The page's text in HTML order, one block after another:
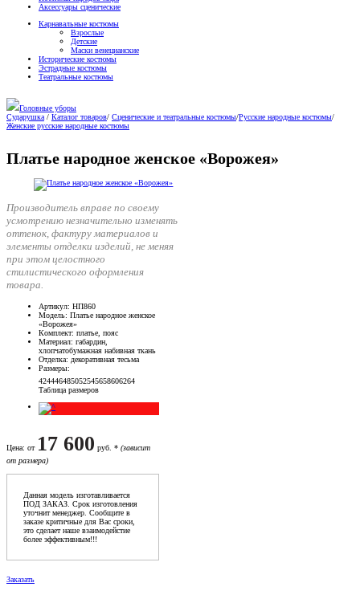
Аксессуары сценические
Карнавальные костюмы
Взрослые
Детские
Маски венецианские
Исторические костюмы
Эстрадные костюмы
Театральные костюмы
Головные уборы
Сударушка / Каталог товаров/ Сценические и театральные костюмы/Русские народные костюмы/
Женские русские народные костюмы
Платье народное женское «Ворожея»
Производитель вправе по своему
усмотрению незначительно изменять
оттенок, фактуру материалов и
элементы отделки изделий, не меняя
при этом целостного
стилистического оформления
товара.
Артикул: НП860
Модель: Платье народное женское
«Ворожея»
Комплект: платье, пояс
Материал: габардин,
хлопчатобумажная набивная ткань
Отделка: декоративная тесьма
Размеры:
424446485052545658606264
Таблица размеров
Цена: от 17 600 руб. * (зависит
от размера)
Данная модель изготавливается
ПОД ЗАКАЗ. Срок изготовления
уточнит менеджер. Сообщите в
заказе критичные для Вас сроки,
это сделает наше взаимодейстие
более эффективным!!!
Заказать